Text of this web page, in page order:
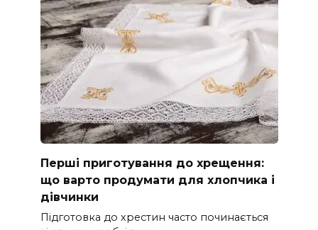
Перші приготування до хрещення:
що варто продумати для хлопчика і
дівчинки
Підготовка до хрестин часто починається